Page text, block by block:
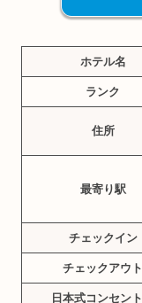
ホテル名
ランク
住所
最寄り駅
チェックイン
チェックアウト
日本式コンセント